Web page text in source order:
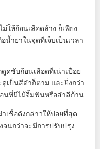
ให้ก้อนเลือดล้าง ก็เพียง
น้ำยาในจุดที่เจ็บเป็นเวลา
ซับก้อนเลือดที่เน่าเปื่อย
เป็นสีดำก็ตาม และยิ่งกว่า
นที่มีไม้จิ้มฟันหรือสำลีก้าน
เชื้อดังกล่าวให้บ่อยที่สุด
จนกว่าจะมีการปรับปรุง